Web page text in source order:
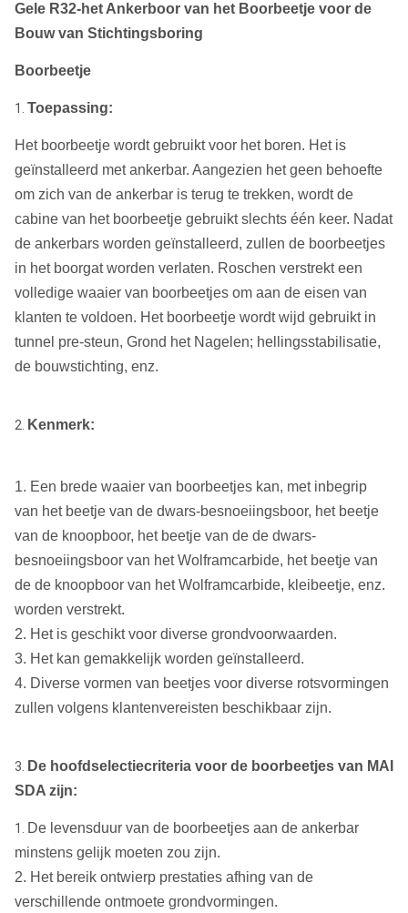
Gele R32-het Ankerboor van het Boorbeetje voor de
Bouw van Stichtingsboring
Boorbeetje
1. Toepassing:
Het boorbeetje wordt gebruikt voor het boren. Het is
geïnstalleerd met ankerbar. Aangezien het geen behoefte
om zich van de ankerbar is terug te trekken, wordt de
cabine van het boorbeetje gebruikt slechts één keer. Nadat
de ankerbars worden geïnstalleerd, zullen de boorbeetjes
in het boorgat worden verlaten. Roschen verstrekt een
volledige waaier van boorbeetjes om aan de eisen van
klanten te voldoen. Het boorbeetje wordt wijd gebruikt in
tunnel pre-steun, Grond het Nagelen; hellingsstabilisatie,
de bouwstichting, enz.
2. Kenmerk:
1. Een brede waaier van boorbeetjes kan, met inbegrip
van het beetje van de dwars-besnoeiingsboor, het beetje
van de knoopboor, het beetje van de de dwars-
besnoeiingsboor van het Wolframcarbide, het beetje van
de de knoopboor van het Wolframcarbide, kleibeetje, enz.
worden verstrekt.
2. Het is geschikt voor diverse grondvoorwaarden.
3. Het kan gemakkelijk worden geïnstalleerd.
4. Diverse vormen van beetjes voor diverse rotsvormingen
zullen volgens klantenvereisten beschikbaar zijn.
3.
De hoofdselectiecriteria voor de boorbeetjes van MAI
SDA zijn:
1.
De levensduur van de boorbeetjes aan de ankerbar
minstens gelijk moeten zou zijn.
2. Het bereik ontwierp prestaties afhing van de
verschillende ontmoete grondvormingen.